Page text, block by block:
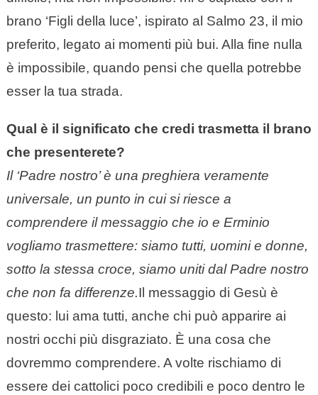
brano ‘Figli della luce’, ispirato al Salmo 23, il mio
preferito, legato ai momenti più bui. Alla fine nulla
è impossibile, quando pensi che quella potrebbe
esser la tua strada.
Qual è il significato che credi trasmetta il brano
che presenterete?
Il ‘Padre nostro’ è una preghiera veramente
universale, un punto in cui si riesce a
comprendere il messaggio che io e Erminio
vogliamo trasmettere: siamo tutti, uomini e donne,
sotto la stessa croce, siamo uniti dal Padre nostro
che non fa differenze.Il messaggio di Gesù è
questo: lui ama tutti, anche chi può apparire ai
nostri occhi più disgraziato. È una cosa che
dovremmo comprendere. A volte rischiamo di
essere dei cattolici poco credibili e poco dentro le